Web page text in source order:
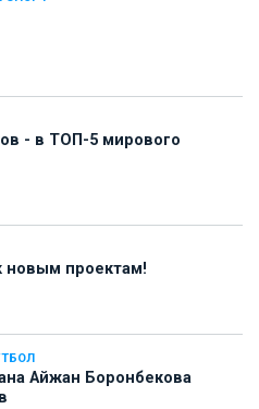
- в ТОП-5 мирового
новым проектам!
Айжан Боронбекова